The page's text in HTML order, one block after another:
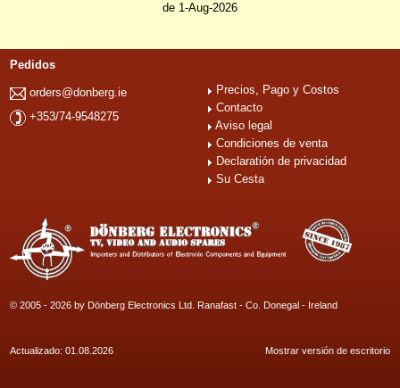
de 1-Aug-2026
Pedidos
orders@donberg.ie
+353/74-9548275
Precios, Pago y Costos
Contacto
Aviso legal
Condiciones de venta
Declaratión de privacidad
Su Cesta
© 2005 - 2026 by Dönberg Electronics Ltd. Ranafast - Co. Donegal - Ireland
Actualizado: 01.08.2026 Mostrar versión de escritorio